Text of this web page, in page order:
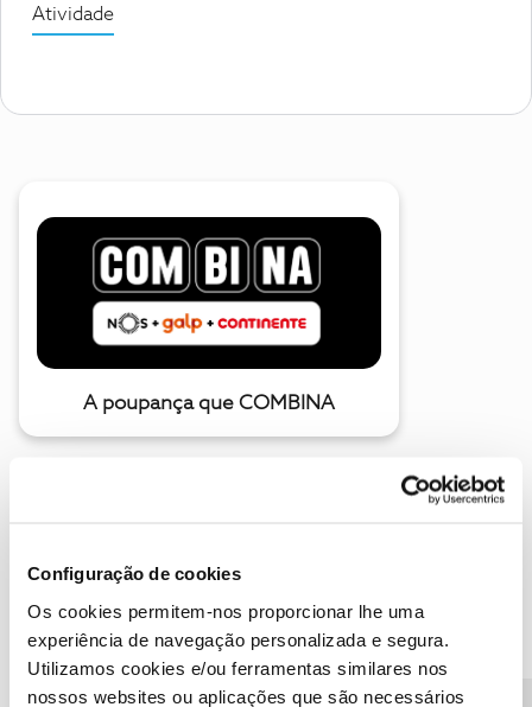
Configuração de cookies
Os cookies permitem-nos proporcionar lhe uma
experiência de navegação personalizada e segura.
Utilizamos cookies e/ou ferramentas similares nos
nossos websites ou aplicações que são necessários
Atividade
A poupança que COMBINA
Descubra as novidades de julho